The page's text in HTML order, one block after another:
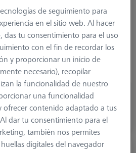
Sphere
Tung. Carb.
Straight
de seguimiento para
en el sitio web. Al hacer
das tu consentimiento para el uso
con el fin de recordar los
y proporcionar un inicio de
necesario), recopilar
la funcionalidad de nuestro
una funcionalidad
ofrecer contenido adaptado a tus
dar tu consentimiento para el
también nos permites
digitales del navegador